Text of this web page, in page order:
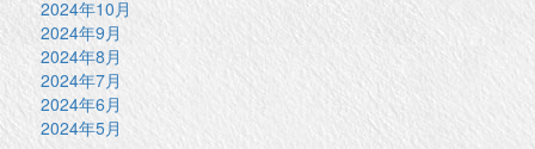
2024年10月
2024年9月
2024年8月
2024年7月
2024年6月
2024年5月